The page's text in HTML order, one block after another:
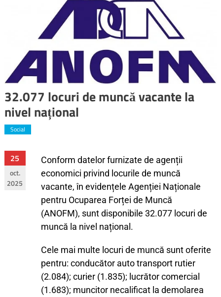
32.077 locuri de muncă vacante la
nivel național
Social
25
oct.
2025
Conform datelor furnizate de agenții
economici privind locurile de muncă
vacante, în evidențele Agenției Naționale
pentru Ocuparea Forței de Muncă
(ANOFM), sunt disponibile 32.077 locuri de
muncă la nivel național.
Cele mai multe locuri de muncă sunt oferite
pentru: conducător auto transport rutier
(2.084); curier (1.835); lucrător comercial
(1.683); muncitor necalificat la demolarea